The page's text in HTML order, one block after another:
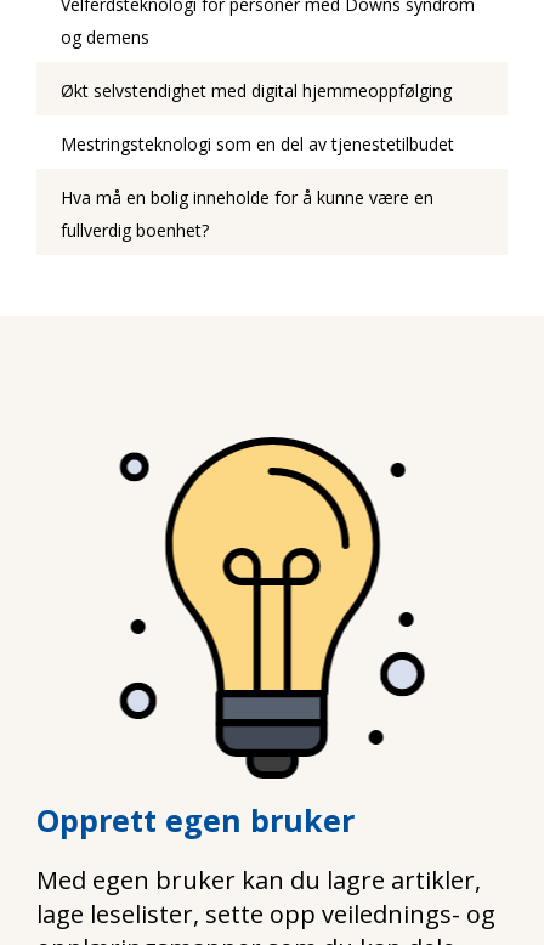
og demens
Økt selvstendighet med digital hjemmeoppfølging
Mestringsteknologi som en del av tjenestetilbudet
Hva må en bolig inneholde for å kunne være en
fullverdig boenhet?
Opprett egen bruker
Med egen bruker kan du lagre artikler,
lage leselister, sette opp veilednings- og